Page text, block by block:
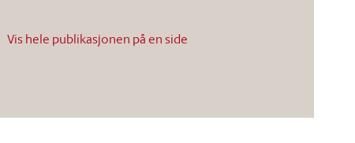
Vis hele publikasjonen på en side